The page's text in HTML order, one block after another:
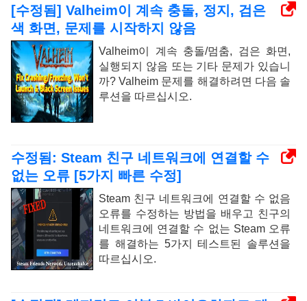
[수정됨] Valheim이 계속 충돌, 정지, 검은
색 화면, 문제를 시작하지 않음
Valheim이 계속 충돌/멈춤, 검은 화면,
실행되지 않음 또는 기타 문제가 있습니
까? Valheim 문제를 해결하려면 다음 솔
루션을 따르십시오.
수정됨: Steam 친구 네트워크에 연결할 수
없는 오류 [5가지 빠른 수정]
Steam 친구 네트워크에 연결할 수 없음
오류를 수정하는 방법을 배우고 친구의
네트워크에 연결할 수 없는 Steam 오류
를 해결하는 5가지 테스트된 솔루션을
따르십시오.